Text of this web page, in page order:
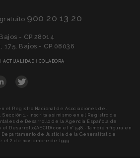
900 20 13 20
- CP:28014
175, Bajos - CP:08036
(CURRENT)
ACTUALIDAD (CURRENT)
COLABORA
el Registro Nacional de Asociaciones del
1. · Inscrita asimismo en el Registro de
de Desarrollo de la Agencia Española de
Desarrollo(AECID) con el n° 548. · También figura en
de Justicia de la Generalitat de
el 2 de noviembre de 1999.